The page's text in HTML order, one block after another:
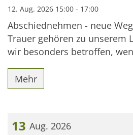
12. Aug. 2026 15:00 - 17:00
Abschiednehmen - neue
Trauer gehören zu unserem
wir besonders betroffen,
Mehr
13 Aug. 2026